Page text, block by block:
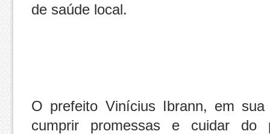
de saúde local.
O prefeito Vinícius Ibrann, em
cumprir promessas e cuidar do